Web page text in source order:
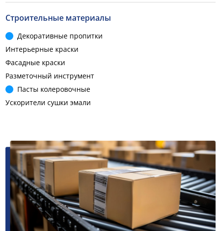
Строительные материалы
Декоративные пропитки
Интерьерные краски
Фасадные краски
Разметочный инструмент
Пасты колеровочные
Ускорители сушки эмали